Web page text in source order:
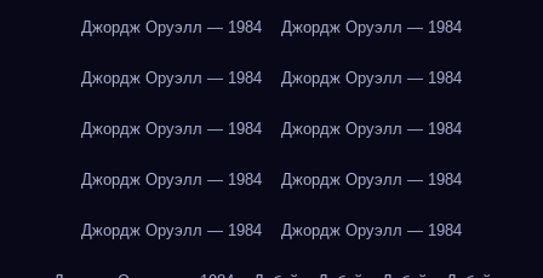
Джордж Оруэлл — 1984 Джордж Оруэлл — 1984
Джордж Оруэлл — 1984 Джордж Оруэлл — 1984
Джордж Оруэлл — 1984 Джордж Оруэлл — 1984
Джордж Оруэлл — 1984 Джордж Оруэлл — 1984
Джордж Оруэлл — 1984 Джордж Оруэлл — 1984